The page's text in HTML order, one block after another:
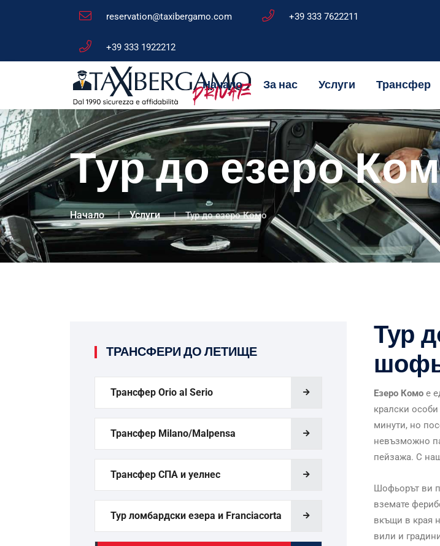
reservation@taxibergamo.com +39 333 7622211
+39 333 1922212
Начало За нас Услуги Трансфер
Тур до езеро
Начало Услуги Тур до езеро Комо
ТРАНСФЕРИ ДО ЛЕТИЩЕ
Трансфер Orio al Serio
Трансфер Milano/Malpensa
Трансфер СПА и уелнес
Тур ломбардски езера и Franciacorta
Тур
Езеро Комо е
кралски
минути, но
невъзможно
пейзажа. С
Шофьорът ви
вземате
вкъщи в края
вили и